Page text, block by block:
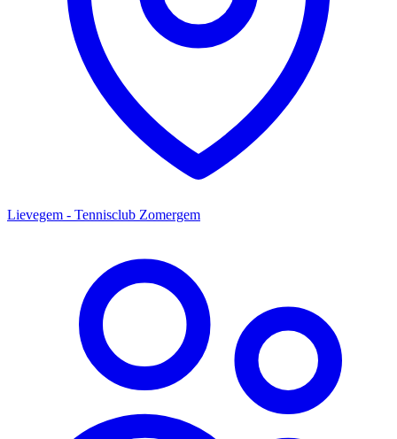
Lievegem - Tennisclub Zomergem